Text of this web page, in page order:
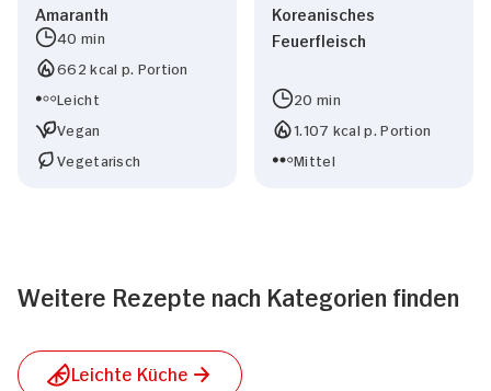
Amaranth
40 min
662 kcal p. Portion
Leicht
Vegan
Vegetarisch
Koreanisches
Feuerfleisch
20 min
1.107 kcal p. Portion
Mittel
Weitere Rezepte nach Kategorien finden
Leichte Küche